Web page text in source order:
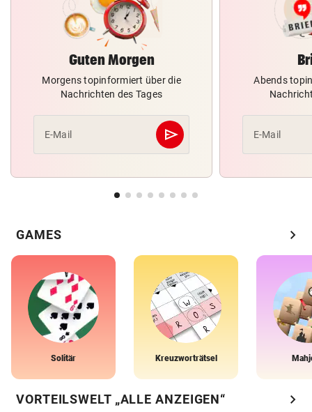
Guten Morgen
Morgens topinformiert über die
Nachrichten des Tages
E-Mail send
Abschicken
Abends
E-Mail
GAMES chevron_right
Solitär Kreuzworträtsel
VORTEILSWELT „ALLE ANZEIGEN“ chevron_right